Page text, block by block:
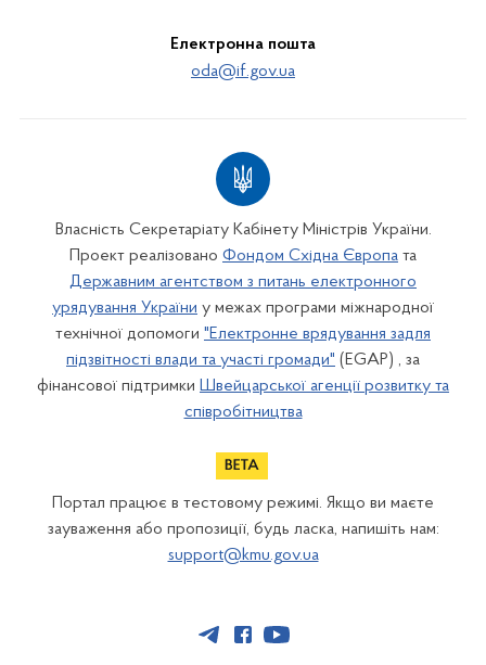
Електронна пошта
oda@if.gov.ua
Власність Секретаріату Кабінету Міністрів України.
Проект реалізовано Фондом Східна Європа та
Державним агентством з питань електронного
урядування України у межах програми міжнародної
технічної допомоги "Електронне врядування задля
підзвітності влади та участі громади" (EGAP) , за
фінансової підтримки Швейцарської агенції розвитку та
співробітництва
Портал працює в тестовому режимі. Якщо ви маєте
зауваження або пропозиції, будь ласка, напишіть нам:
support@kmu.gov.ua